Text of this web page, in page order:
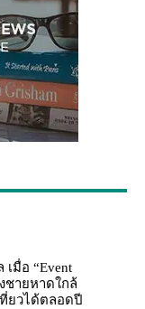
มื่อ “Event
ชายหาดใกล้
ยวได้ตลอดปี